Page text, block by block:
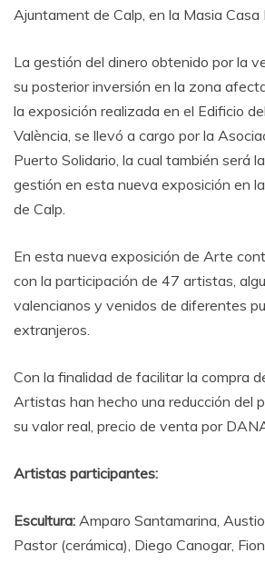
Ajuntament de Calp, en la Masia Casa
La gestión del dinero obtenido por la
su posterior inversión en la zona
la exposición realizada en el Edificio
València, se llevó a cargo por la
Puerto Solidario, la cual también será
gestión en esta nueva exposición en
de Calp.
En esta nueva exposición de Arte
con la participación de 47 artistas,
valencianos y venidos de diferentes
extranjeros.
Con la finalidad de facilitar la compra
Artistas han hecho una reducción del
su valor real, precio de venta por
Artistas participantes:
Escultura: Amparo Santamarina,
Pastor (cerámica), Diego Canogar,